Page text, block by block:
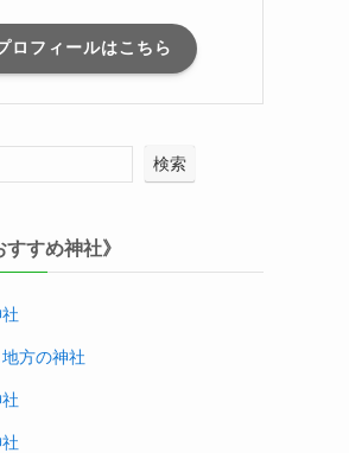
ロフィールはこちら
検索
すすめ神社》
方の神社